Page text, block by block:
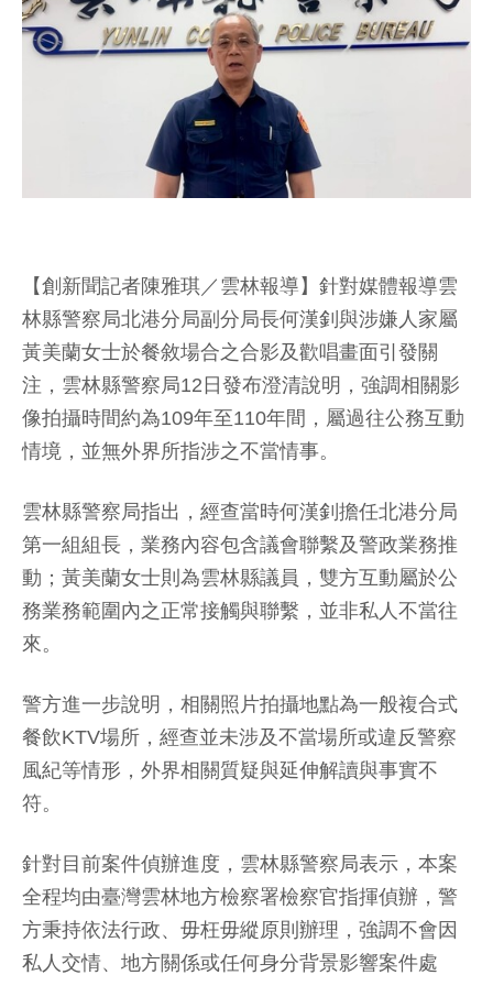
【創新聞記者陳雅琪／雲林報導】針對媒體報導雲
林縣警察局北港分局副分局長何漢釗與涉嫌人家屬
黃美蘭女士於餐敘場合之合影及歡唱畫面引發關
注，雲林縣警察局12日發布澄清說明，強調相關影
像拍攝時間約為109年至110年間，屬過往公務互動
情境，並無外界所指涉之不當情事。
雲林縣警察局指出，經查當時何漢釗擔任北港分局
第一組組長，業務內容包含議會聯繫及警政業務推
動；黃美蘭女士則為雲林縣議員，雙方互動屬於公
務業務範圍內之正常接觸與聯繫，並非私人不當往
來。
警方進一步說明，相關照片拍攝地點為一般複合式
餐飲KTV場所，經查並未涉及不當場所或違反警察
風紀等情形，外界相關質疑與延伸解讀與事實不
符。
針對目前案件偵辦進度，雲林縣警察局表示，本案
全程均由臺灣雲林地方檢察署檢察官指揮偵辦，警
方秉持依法行政、毋枉毋縱原則辦理，強調不會因
私人交情、地方關係或任何身分背景影響案件處